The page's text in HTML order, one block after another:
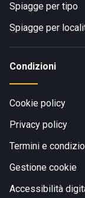
Spiagge per tipo
Spiagge per
Condizioni
Cookie policy
Privacy policy
Termini e
Gestione cookie
Accessibilità